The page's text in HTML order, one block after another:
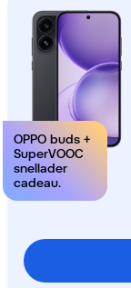
OPPO buds +
SuperVOOC
snellader
cadeau.